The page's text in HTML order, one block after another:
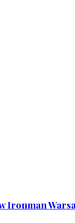
Ironman